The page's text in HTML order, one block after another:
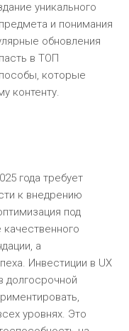
уникального
и понимания
обновления
в ТОП
которые
контенту.
года требует
к внедрению
под
а
Инвестиции в UX
долгосрочной
уровнях. Это